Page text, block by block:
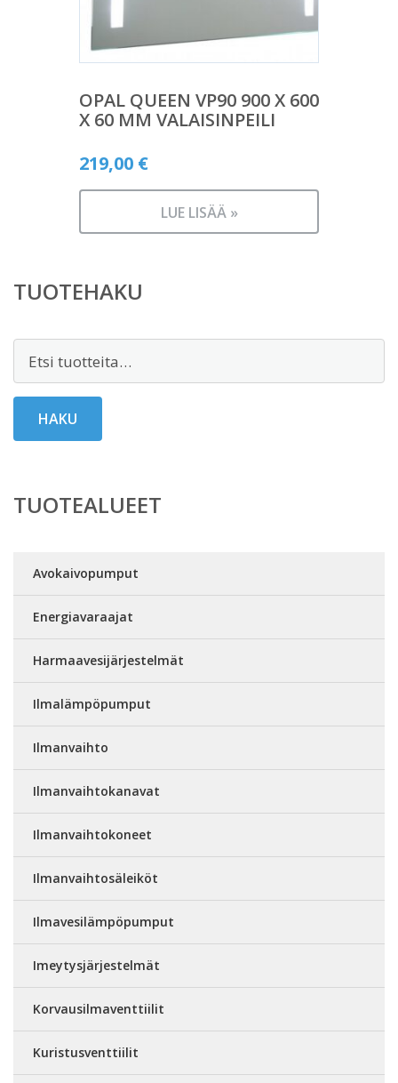
OPAL QUEEN VP90 900 X 600
X 60 MM VALAISINPEILI
219,00 €
LUE LISÄÄ »
TUOTEHAKU
HAKU
TUOTEALUEET
Avokaivopumput
Energiavaraajat
Harmaavesijärjestelmät
Ilmalämpöpumput
Ilmanvaihto
Ilmanvaihtokanavat
Ilmanvaihtokoneet
Ilmanvaihtosäleiköt
Ilmavesilämpöpumput
Imeytysjärjestelmät
Korvausilmaventtiilit
Kuristusventtiilit